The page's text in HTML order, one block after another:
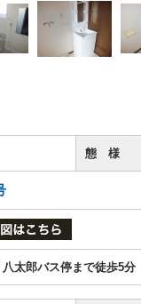
態 様
太郎バス停まで徒歩5分